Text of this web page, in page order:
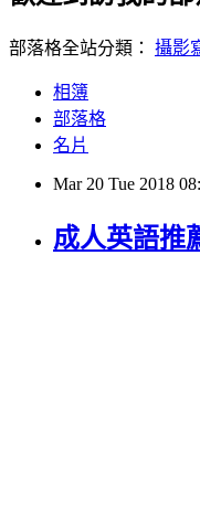
部落格全站分類： 攝影
相簿
部落格
名片
Mar 20 Tue 2018
成人英語推